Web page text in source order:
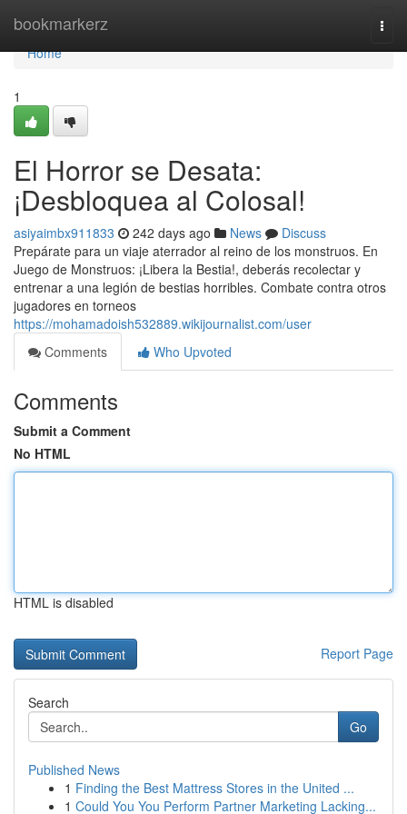
bookmarkerz
Home
Home
1
El Horror se Desata:
¡Desbloquea al Colosal!
asiyaimbx911833 242 days ago News
Discuss
Prepárate para un viaje aterrador al reino de los monstruos. En
Juego de Monstruos: ¡Libera la Bestia!, deberás recolectar y
entrenar a una legión de bestias horribles. Combate contra otros
jugadores en torneos
https://mohamadoish532889.wikijournalist.com/user
Comments
Who Upvoted
Comments
Submit a Comment
No HTML
HTML is disabled
Report Page
Search
Go
Published News
1 Finding the Best Mattress Stores in the United ...
1 Could You You Perform Partner Marketing Lacking...